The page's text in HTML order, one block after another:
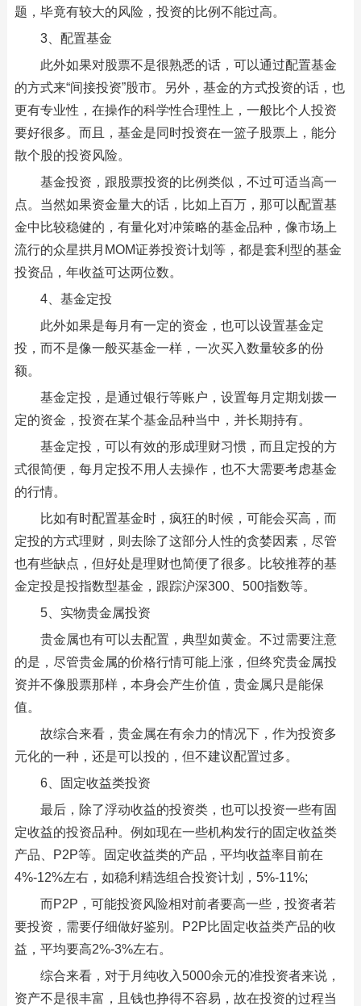
题，毕竟有较大的风险，投资的比例不能过高。
3、配置基金
此外如果对股票不是很熟悉的话，可以通过配置基金
的方式来“间接投资”股市。另外，基金的方式投资的话，也
更有专业性，在操作的科学性合理性上，一般比个人投资
要好很多。而且，基金是同时投资在一篮子股票上，能分
散个股的投资风险。
基金投资，跟股票投资的比例类似，不过可适当高一
点。当然如果资金量大的话，比如上百万，那可以配置基
金中比较稳健的，有量化对冲策略的基金品种，像市场上
流行的众星拱月MOM证券投资计划等，都是套利型的基金
投资品，年收益可达两位数。
4、基金定投
此外如果是每月有一定的资金，也可以设置基金定
投，而不是像一般买基金一样，一次买入数量较多的份
额。
基金定投，是通过银行等账户，设置每月定期划拨一
定的资金，投资在某个基金品种当中，并长期持有。
基金定投，可以有效的形成理财习惯，而且定投的方
式很简便，每月定投不用人去操作，也不大需要考虑基金
的行情。
比如有时配置基金时，疯狂的时候，可能会买高，而
定投的方式理财，则去除了这部分人性的贪婪因素，尽管
也有些缺点，但好处是理财也简便了很多。比较推荐的基
金定投是投指数型基金，跟踪沪深300、500指数等。
5、实物贵金属投资
贵金属也有可以去配置，典型如黄金。不过需要注意
的是，尽管贵金属的价格行情可能上涨，但终究贵金属投
资并不像股票那样，本身会产生价值，贵金属只是能保
值。
故综合来看，贵金属在有余力的情况下，作为投资多
元化的一种，还是可以投的，但不建议配置过多。
6、固定收益类投资
最后，除了浮动收益的投资类，也可以投资一些有固
定收益的投资品种。例如现在一些机构发行的固定收益类
产品、P2P等。固定收益类的产品，平均收益率目前在
4%-12%左右，如稳利精选组合投资计划，5%-11%;
而P2P，可能投资风险相对前者要高一些，投资者若
要投资，需要仔细做好鉴别。P2P比固定收益类产品的收
益，平均要高2%-3%左右。
综合来看，对于月纯收入5000余元的准投资者来说，
资产不是很丰富，且钱也挣得不容易，故在投资的过程当